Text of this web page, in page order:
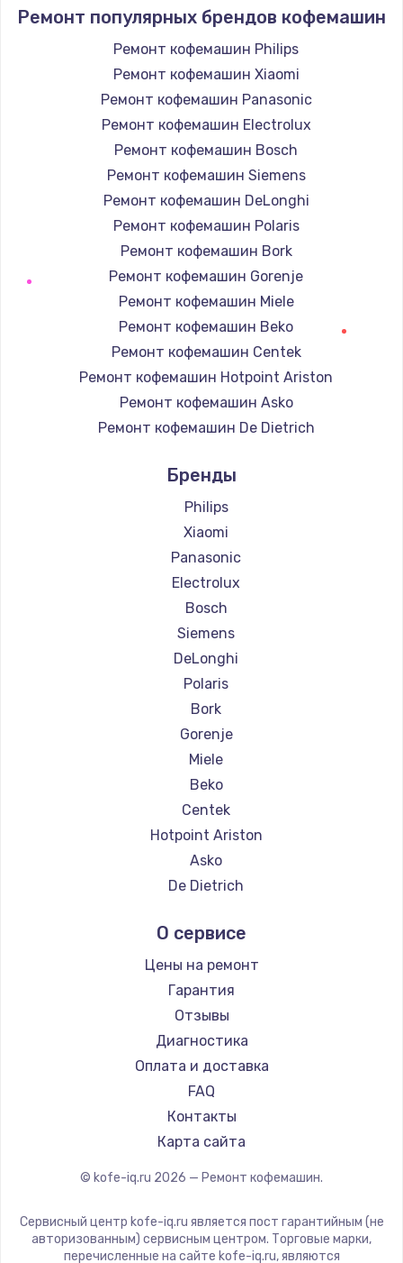
Ремонт популярных брендов кофемашин
Ремонт кофемашин Philips
Ремонт кофемашин Xiaomi
Ремонт кофемашин Panasonic
Ремонт кофемашин Electrolux
Ремонт кофемашин Bosch
Ремонт кофемашин Siemens
Ремонт кофемашин DeLonghi
Ремонт кофемашин Polaris
Ремонт кофемашин Bork
Ремонт кофемашин Gorenje
Ремонт кофемашин Miele
Ремонт кофемашин Beko
Ремонт кофемашин Centek
Ремонт кофемашин Hotpoint Ariston
Ремонт кофемашин Asko
Ремонт кофемашин De Dietrich
Ремонт кофемашин Ascaso
Ремонт кофемашин Jura
Ремонт кофемашин Olympia
Ремонт кофемашин Saeco
Ремонт кофемашин La Cimbali
Ремонт кофемашин WMF
Ремонт кофемашин Yamaguchi
Ремонт кофемашин Nivona
Ремонт кофемашин Astoria
Ремонт кофемашин JVC
Ремонт кофемашин Ariston
Ремонт кофемашин Grundig
Ремонт кофемашин ROCKET MOZZAFIATO
Ремонт кофемашин Vivitek
Ремонт кофемашин Thomson
Ремонт кофемашин Hisense
Ремонт кофемашин DELTA
Ремонт кофемашин Kyvol
Ремонт кофемашин RED solution
Ремонт кофемашин Bravilor Bonamat
Ремонт кофемашин Vard
Ремонт кофемашин Tuvio
Ремонт кофемашин Carrera
Ремонт кофемашин Supra
Бренды
Philips
Xiaomi
Panasonic
Electrolux
Bosch
Siemens
DeLonghi
Polaris
Bork
Gorenje
Miele
Beko
Centek
Hotpoint Ariston
Asko
De Dietrich
Ascaso
Jura
Olympia
Saeco
La Cimbali
WMF
Yamaguchi
Nivona
Astoria
ROCKET MOZZAFIATO
О сервисе
Цены на ремонт
Гарантия
Отзывы
Диагностика
Оплата и доставка
FAQ
Контакты
Карта сайта
© kofe-iq.ru 2026 — Ремонт кофемашин.
Сервисный центр kofe-iq.ru является пост гарантийным (не
авторизованным) сервисным центром. Торговые марки,
перечисленные на сайте kofe-iq.ru, являются